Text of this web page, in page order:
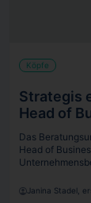
Köpfe
Strategis
Head of
Das
Head of
Janina Stadel,